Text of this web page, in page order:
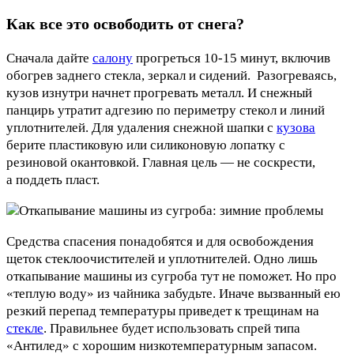
Как все это освободить от снега?
Сначала дайте салону прогреться 10-15 минут, включив
обогрев заднего стекла, зеркал и сидений. Разогреваясь,
кузов изнутри начнет прогревать металл. И снежный
панцирь утратит адгезию по периметру стекол и линий
уплотнителей. Для удаления снежной шапки с кузова
берите пластиковую или силиконовую лопатку с
резиновой окантовкой. Главная цель — не соскрести,
а поддеть пласт.
Средства спасения понадобятся и для освобождения
щеток стеклоочистителей и уплотнителей. Одно лишь
откапывание машины из сугроба тут не поможет. Но про
«теплую воду» из чайника забудьте. Иначе вызванный ею
резкий перепад температуры приведет к трещинам на
стекле. Правильнее будет использовать спрей типа
«Антилед» с хорошим низкотемпературным запасом.